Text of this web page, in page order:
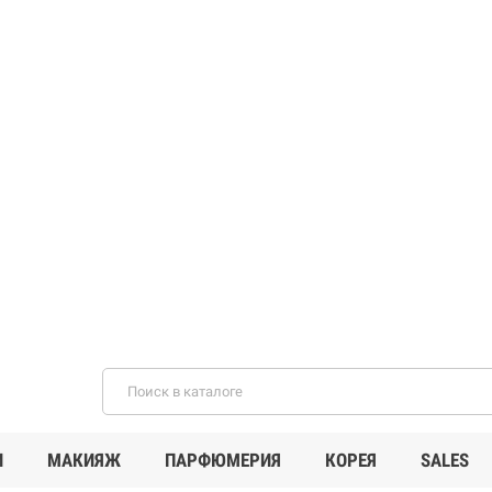
МАКИЯЖ ПАРФЮМЕРИЯ КОРЕЯ SALES